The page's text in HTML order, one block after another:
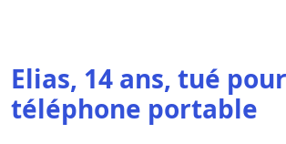
Elias, 14 ans, tué
téléphone portable